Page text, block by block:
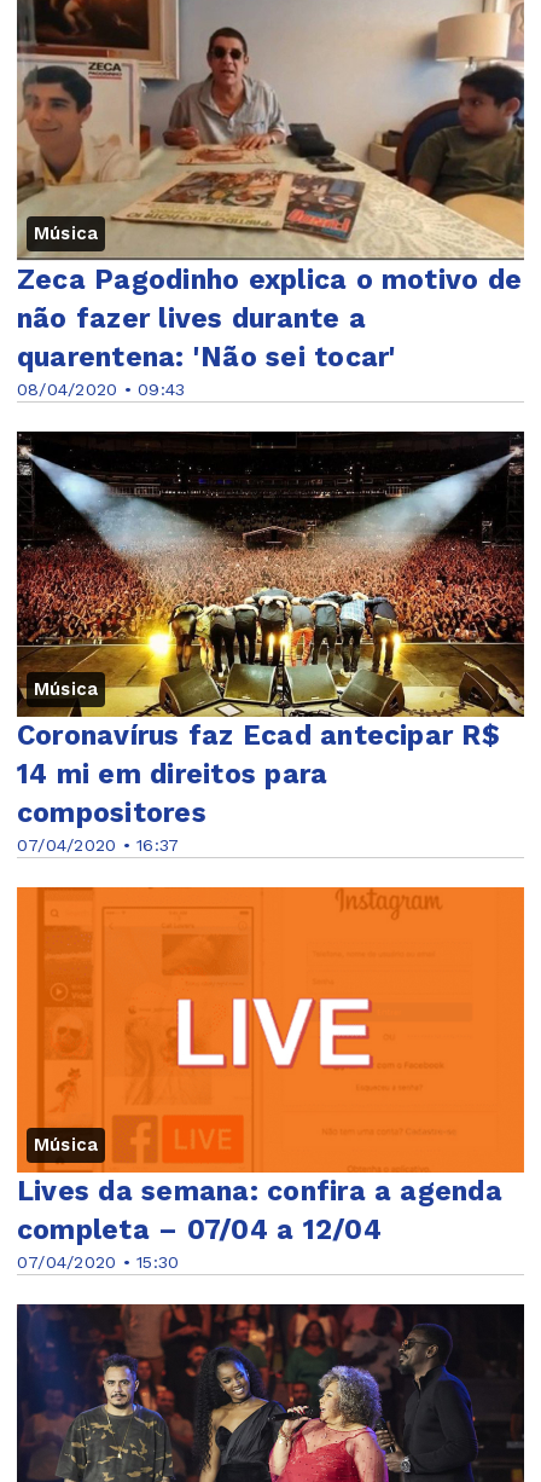
Música
08/04/2020 • 09:43
Zeca Pagodinho explica o motivo de
não fazer lives durante a
quarentena: 'Não sei tocar'
Música
07/04/2020 • 16:37
Coronavírus faz Ecad antecipar R$
14 mi em direitos para
compositores
Música
07/04/2020 • 15:30
Lives da semana: confira a agenda
completa – 07/04 a 12/04